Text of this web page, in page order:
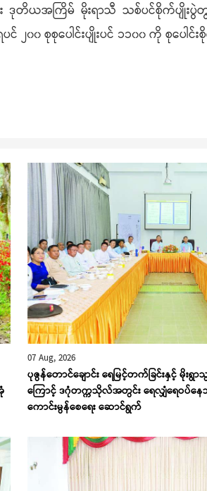
း ဒုတိယအကြိမ် မိုးရာသီ သစ်ပင်စိုက်ပျိုးပွဲ
င် ၂၀၀ စုစုပေါင်းပျိုးပင် ၁၁၀၀ ကို စုပေါ
07 Aug, 2026
ပုဇွန်တောင်ချောင်း ရေမြင့်တက်ခြင်းနှင့် မိုးရွာသွ
ကြောင့် ဒဂုံတက္ကသိုလ်အတွင်း ရေလျှံရေဝပ်နေ
ကောင်းမွန်စေရေး ဆောင်ရွက်